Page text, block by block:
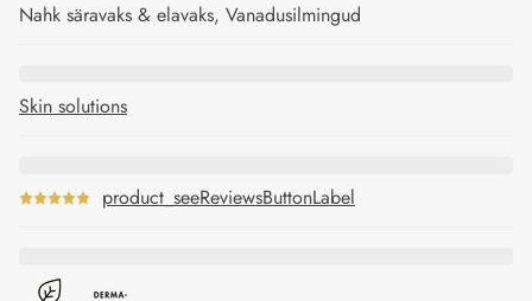
Nahk säravaks & elavaks, Vanadusilmingud
Skin solutions
product_seeReviewsButtonLabel